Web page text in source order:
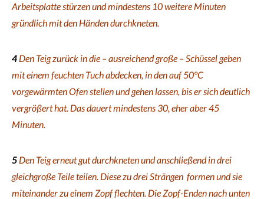
Arbeitsplatte stürzen und mindestens 10 weitere Minuten
gründlich mit den Händen durchkneten.
4 Den Teig zurück in die – ausreichend große – Schüssel geben
mit einem feuchten Tuch abdecken, in den auf 50°C
vorgewärmten Ofen stellen und gehen lassen, bis er sich deutlich
vergrößert hat. Das dauert mindestens 30, eher aber 45
Minuten.
5 Den Teig erneut gut durchkneten und anschließend in drei
gleichgroße Teile teilen. Diese zu drei Strängen formen und sie
miteinander zu einem Zopf flechten. Die Zopf-Enden nach unten